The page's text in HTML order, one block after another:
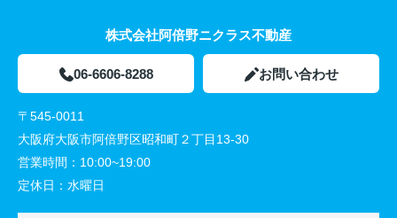
株式会社阿倍野ニクラス不動産
06-6606-8288 お問い合わせ
〒545-0011
大阪府大阪市阿倍野区昭和町２丁目13-30
営業時間： 10:00~19:00
定休日： 水曜日